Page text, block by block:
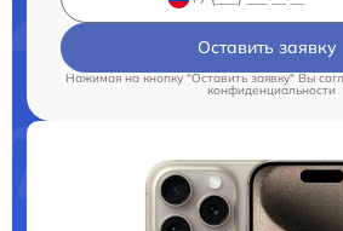
Оставить заявку
Нажимая на кнопку "Оставить заявку" Вы
конфиденциальности